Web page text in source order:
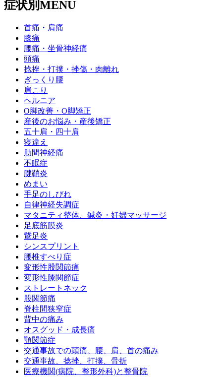
症状別MENU
首痛・肩痛
膝痛
腰痛・坐骨神経痛
頭痛
捻挫・打撲・挫傷・肉離れ
ぎっくり腰
肩こり
ヘルニア
O脚改善・O脚矯正
産後のお悩み・産後矯正
五十肩・四十肩
寝違え
肋間神経痛
不眠症
腱鞘炎
めまい
手足のしびれ
自律神経失調症
マタニティ整体、鍼灸・妊婦マッサージ
足底筋膜炎
鵞足炎
シンスプリント
腰椎すべり症
変形性股関節痛
変形性膝関節症
ストレートネック
股関節痛
脊柱間狭窄症
背中の痛み
オスグッド・成長痛
顎関節症
交通事故での頭痛、腰、肩、首の痛み
交通事故、捻挫、打撲、骨折
医療機関(病院、整形外科)と整骨院